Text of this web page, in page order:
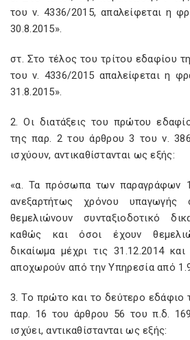
του ν. 4336/2015, απαλείφεται η
30.8.2015».
στ. Στο τέλος του τρίτου εδαφίου
του ν. 4336/2015 απαλείφεται η
31.8.2015».
2. Οι διατάξεις του πρώτου
της παρ. 2 του άρθρου 3 του ν.
ισχύουν, αντικαθίστανται ως εξής:
«α. Τα πρόσωπα των παραγράφων
ανεξαρτήτως χρόνου υπαγωγής
θεμελιώνουν συνταξιοδοτικό
καθώς και όσοι έχουν
δικαίωμα μέχρι τις 31.12.2014
αποχωρούν από την Υπηρεσία από
3. Το πρώτο και το δεύτερο εδάφιο
παρ. 16 του άρθρου 56 του π.δ.
ισχύει, αντικαθίστανται ως εξής: